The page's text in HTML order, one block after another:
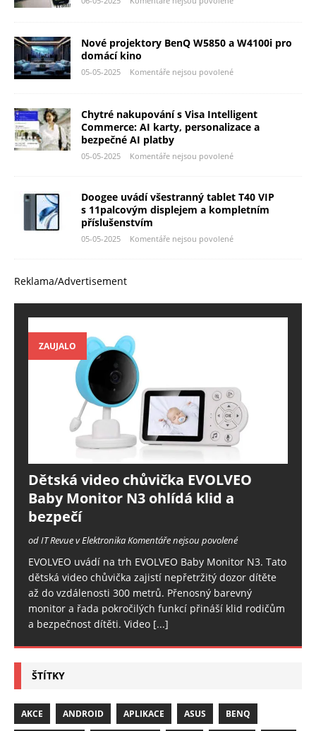
Nové projektory BenQ W5850 a W4100i pro
domácí kino
05-05-2025 Komentáře nejsou povolené
Chytré nakupování s Visa Intelligent
Commerce: AI karty, personalizace a
bezpečné AI platby
05-05-2025 Komentáře nejsou povolené
Doogee uvádí všestranný tablet T40 VIP
s 11palcovým displejem a kompletním
příslušenstvím
05-05-2025 Komentáře nejsou povolené
Reklama/Advertisement
ZAUJALO
Dětská video chůvička EVOLVEO
Baby Monitor N3 ohlídá klid a
bezpečí
od IT Revue v ElektronikaKomentáře nejsou povolené
EVOLVEO uvádí na trh EVOLVEO Baby Monitor N3. Tato
dětská video chůvička zajistí nepřetržitý dozor dítěte
až do vzdálenosti 300 metrů. Přenosný barevný
monitor a řada pokročilých funkcí přináší klid rodičům
a bezpečnost dítěti. Video [...]
ŠTÍTKY
AKCE ANDROID APLIKACE ASUS BENQ